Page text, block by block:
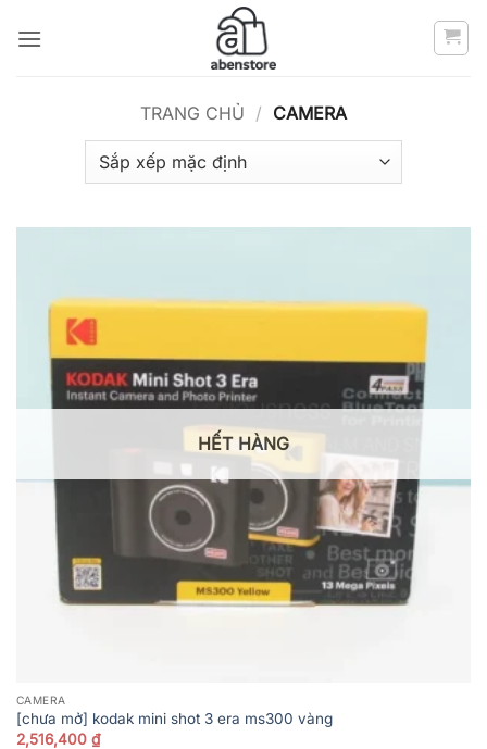
qua
TRANG CHỦ / CAMERA
HẾT HÀNG
CAMERA
[chưa mở] kodak mini shot 3 era ms300 vàng
2,516,400 ₫